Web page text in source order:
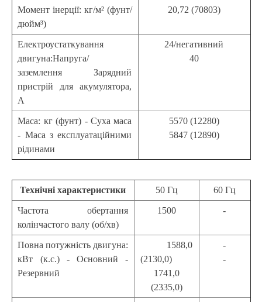
Момент інерції: кг/м² (фунт/
дюйм³)
20,72 (70803)
Електроустаткування
двигуна:Напруга/
заземлення Зарядний
пристрій для акумулятора,
А
24/негативний
40
Маса: кг (фунт) - Суха маса
- Маса з експлуатаційними
рідинами
5570 (12280)
5847 (12890)
Технічні характеристики 50 Гц 60 Гц
Частота обертання
колінчастого валу (об/хв)
1500 -
Повна потужність двигуна:
кВт (к.с.) - Основний -
Резервний
1588,0
(2130,0)
1741,0
(2335,0)
-
-